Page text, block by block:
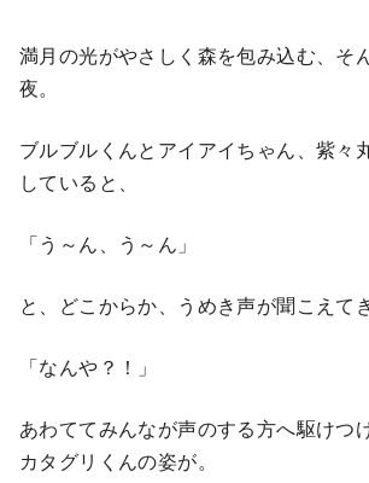
満月の光がやさしく森を包み込む、そ
夜。
ブルブルくんとアイアイちゃん、紫々
していると、
「う～ん、う～ん」
と、どこからか、うめき声が聞こえて
「なんや？！」
あわててみんなが声のする方へ駆けつ
カタグリくんの姿が。